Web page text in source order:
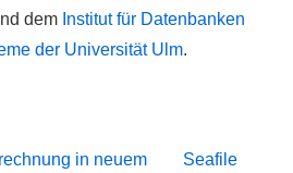
dem Institut für Datenbanken
der Universität Ulm.
in neuem
Next
Seafile